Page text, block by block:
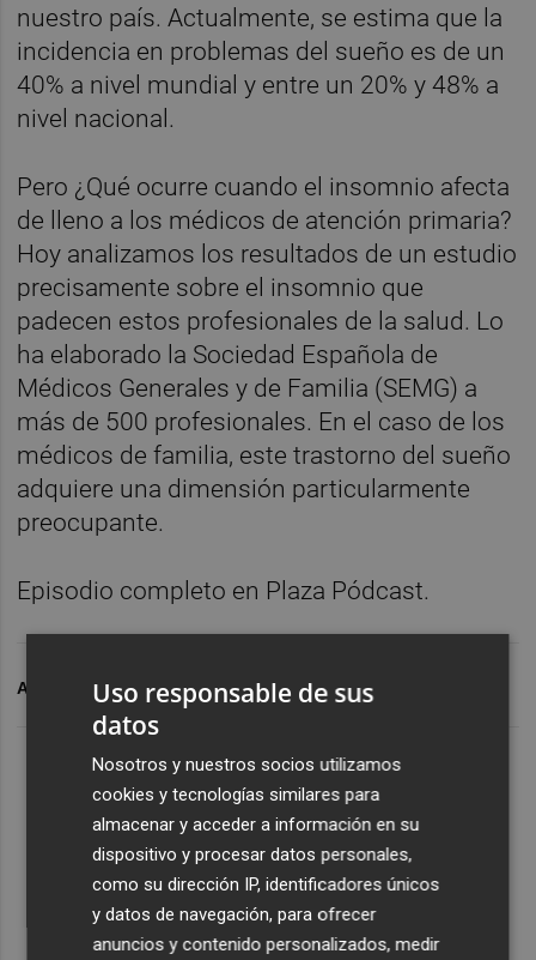
nuestro país. Actualmente, se estima que la
incidencia en problemas del sueño es de un
40% a nivel mundial y entre un 20% y 48% a
nivel nacional.
Pero ¿Qué ocurre cuando el insomnio afecta
de lleno a los médicos de atención primaria?
Hoy analizamos los resultados de un estudio
precisamente sobre el insomnio que
padecen estos profesionales de la salud. Lo
ha elaborado la Sociedad Española de
Médicos Generales y de Familia (SEMG) a
más de 500 profesionales. En el caso de los
médicos de familia, este trastorno del sueño
adquiere una dimensión particularmente
preocupante.
Episodio completo en Plaza Pódcast.
ARCHIVADO EN PÓDCAST
Uso responsable de sus
datos
Nosotros y nuestros socios utilizamos
cookies y tecnologías similares para
almacenar y acceder a información en su
dispositivo y procesar datos personales,
como su dirección IP, identificadores únicos
y datos de navegación, para ofrecer
anuncios y contenido personalizados, medir